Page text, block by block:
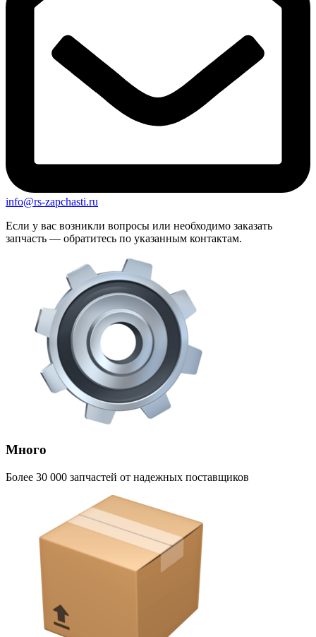
info@rs-zapchasti.ru
Если у вас возникли вопросы или необходимо заказать
запчасть — обратитесь по указанным контактам.
Много
Более 30 000 запчастей от надежных поставщиков